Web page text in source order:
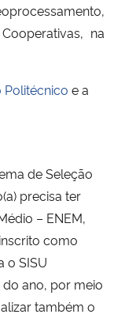
na
Politécnico e a
de Seleção
precisa ter
– ENEM,
como
o SISU
ano, por meio
também o